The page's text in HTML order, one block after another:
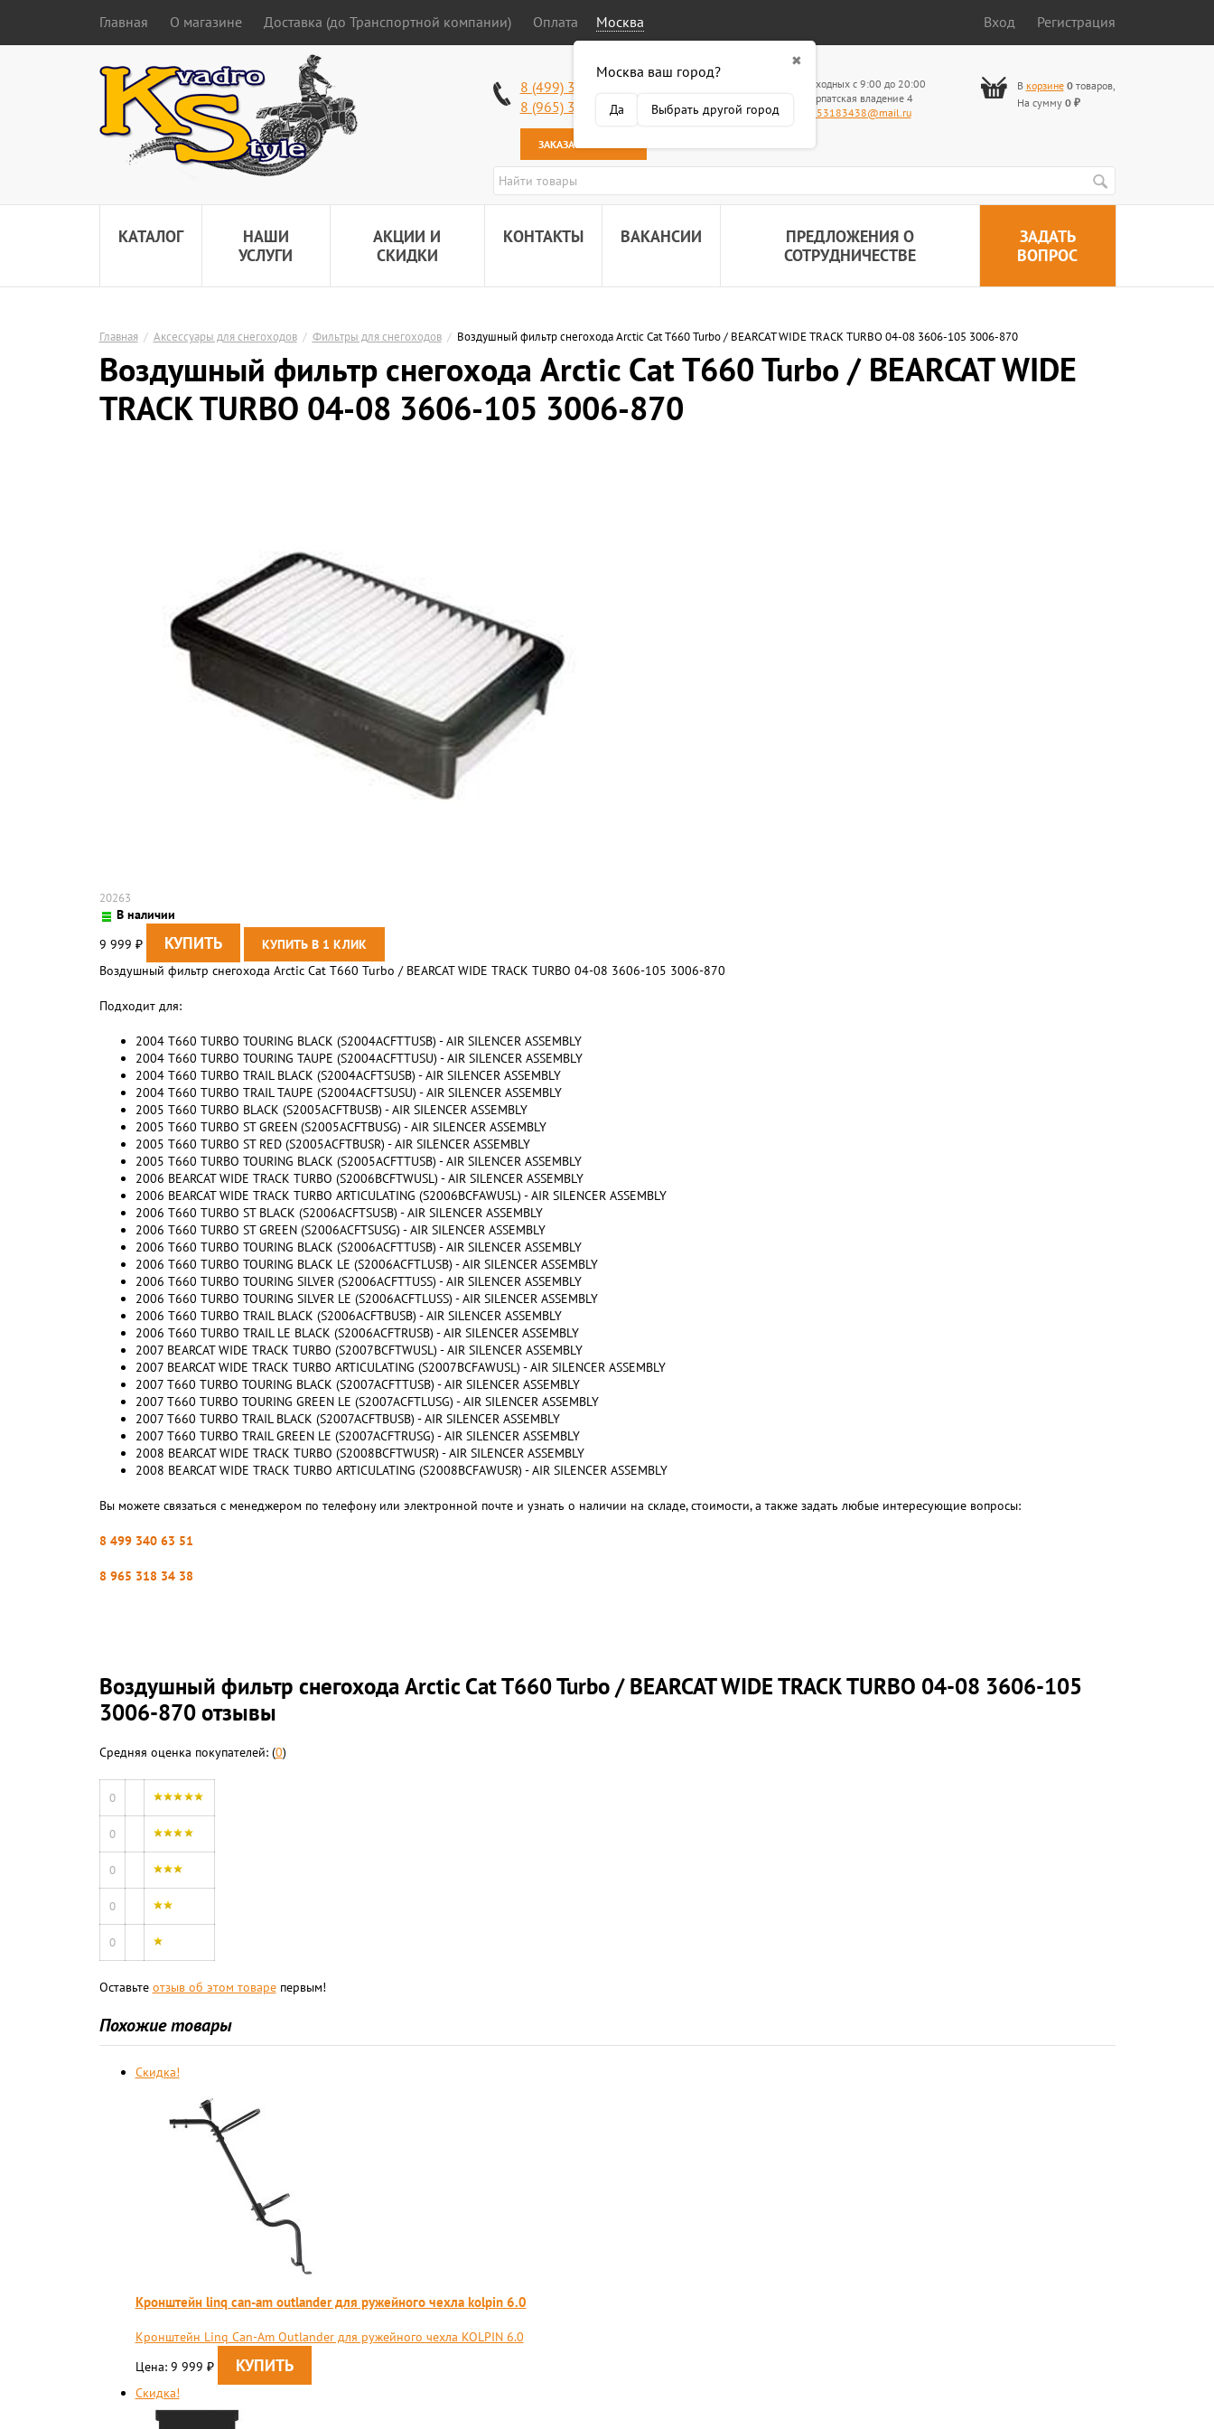
Главная О магазине Доставка (до Транспортной компании) Оплата Москва
✖
Москва ваш город?
Да Выбрать другой город
Вход Регистрация
8 (499) 340-63-51
8 (965) 318-34-38
ЗАКАЗАТЬ ЗВОНОК
Работаем без выходных с 9:00 до 20:00
Самовывоз: 2 Карпатская владение 4
Наша почта:
89653183438@mail.ru
В корзине 0товаров,
На сумму 0 ₽
КАТАЛОГ
НАШИ
УСЛУГИ
АКЦИИ И
СКИДКИ
КОНТАКТЫ ВАКАНСИИ
ПРЕДЛОЖЕНИЯ О
СОТРУДНИЧЕСТВЕ
ЗАДАТЬ
ВОПРОС
Главная / Аксессуары для снегоходов / Фильтры для снегоходов / Воздушный фильтр снегохода Arctic Cat T660 Turbo / BEARCAT WIDE TRACK TURBO 04-08 3606-105 3006-870
Воздушный фильтр снегохода Arctic Cat T660 Turbo / BEARCAT WIDE
TRACK TURBO 04-08 3606-105 3006-870
20263
В наличии
9 999 ₽
Воздушный фильтр снегохода Arctic Cat T660 Turbo / BEARCAT WIDE TRACK TURBO 04-08 3606-105 3006-870
Подходит для:
2004 T660 TURBO TOURING BLACK (S2004ACFTTUSB) - AIR SILENCER ASSEMBLY
2004 T660 TURBO TOURING TAUPE (S2004ACFTTUSU) - AIR SILENCER ASSEMBLY
2004 T660 TURBO TRAIL BLACK (S2004ACFTSUSB) - AIR SILENCER ASSEMBLY
2004 T660 TURBO TRAIL TAUPE (S2004ACFTSUSU) - AIR SILENCER ASSEMBLY
2005 T660 TURBO BLACK (S2005ACFTBUSB) - AIR SILENCER ASSEMBLY
2005 T660 TURBO ST GREEN (S2005ACFTBUSG) - AIR SILENCER ASSEMBLY
2005 T660 TURBO ST RED (S2005ACFTBUSR) - AIR SILENCER ASSEMBLY
2005 T660 TURBO TOURING BLACK (S2005ACFTTUSB) - AIR SILENCER ASSEMBLY
2006 BEARCAT WIDE TRACK TURBO (S2006BCFTWUSL) - AIR SILENCER ASSEMBLY
2006 BEARCAT WIDE TRACK TURBO ARTICULATING (S2006BCFAWUSL) - AIR SILENCER ASSEMBLY
2006 T660 TURBO ST BLACK (S2006ACFTSUSB) - AIR SILENCER ASSEMBLY
2006 T660 TURBO ST GREEN (S2006ACFTSUSG) - AIR SILENCER ASSEMBLY
2006 T660 TURBO TOURING BLACK (S2006ACFTTUSB) - AIR SILENCER ASSEMBLY
2006 T660 TURBO TOURING BLACK LE (S2006ACFTLUSB) - AIR SILENCER ASSEMBLY
2006 T660 TURBO TOURING SILVER (S2006ACFTTUSS) - AIR SILENCER ASSEMBLY
2006 T660 TURBO TOURING SILVER LE (S2006ACFTLUSS) - AIR SILENCER ASSEMBLY
2006 T660 TURBO TRAIL BLACK (S2006ACFTBUSB) - AIR SILENCER ASSEMBLY
2006 T660 TURBO TRAIL LE BLACK (S2006ACFTRUSB) - AIR SILENCER ASSEMBLY
2007 BEARCAT WIDE TRACK TURBO (S2007BCFTWUSL) - AIR SILENCER ASSEMBLY
2007 BEARCAT WIDE TRACK TURBO ARTICULATING (S2007BCFAWUSL) - AIR SILENCER ASSEMBLY
2007 T660 TURBO TOURING BLACK (S2007ACFTTUSB) - AIR SILENCER ASSEMBLY
2007 T660 TURBO TOURING GREEN LE (S2007ACFTLUSG) - AIR SILENCER ASSEMBLY
2007 T660 TURBO TRAIL BLACK (S2007ACFTBUSB) - AIR SILENCER ASSEMBLY
2007 T660 TURBO TRAIL GREEN LE (S2007ACFTRUSG) - AIR SILENCER ASSEMBLY
2008 BEARCAT WIDE TRACK TURBO (S2008BCFTWUSR) - AIR SILENCER ASSEMBLY
2008 BEARCAT WIDE TRACK TURBO ARTICULATING (S2008BCFAWUSR) - AIR SILENCER ASSEMBLY
Вы можете связаться с менеджером по телефону или электронной почте и узнать о наличии на складе, стоимости, а также задать любые интересующие вопросы:
8 499 340 63 51
8 965 318 34 38
Воздушный фильтр снегохода Arctic Cat T660 Turbo / BEARCAT WIDE TRACK TURBO 04-08 3606-105
3006-870 отзывы
Средняя оценка покупателей: (0)
0
0
0
0
0
Оставьте отзыв об этом товарепервым!
Похожие товары
Скидка!
Кронштейн linq can-am outlander для ружейного чехла kolpin 6.0
Кронштейн Linq Can-Am Outlander для ружейного чехла KOLPIN 6.0
Цена: 9 999 ₽
Скидка!